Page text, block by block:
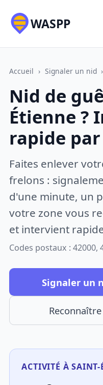
WASPP
Accueil › Signaler un nid ›
Nid de
Étienne ?
rapide
Faites enlever
frelons :
d'une minute, un
votre zone vous
et intervient
Codes postaux : 42000,
Signaler un
ACTIVITÉ À